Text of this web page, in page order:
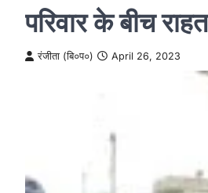
परिवार के बीच
रंजीता (बि०प०) April 26, 2023